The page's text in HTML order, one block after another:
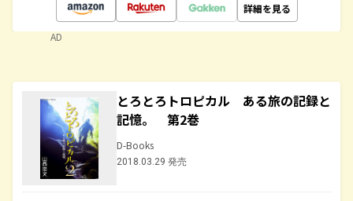
詳細を見る
AD
とろとろトロピカル ある旅の記録と
記憶。 第2巻
D-Books
2018.03.29 発売